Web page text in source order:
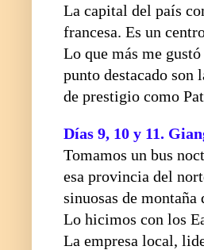
La capital del país
francesa. Es un
Lo que más me
punto destacado son
de prestigio como
Días 9, 10 y 11.
Tomamos un bus
esa provincia del
sinuosas de
Lo hicimos con los
La empresa local,